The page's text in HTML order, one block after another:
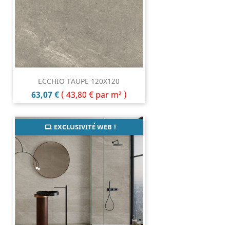
ECCHIO TAUPE 120X120
Prix
63,07 € ( 43,80 € par m² )
EXCLUSIVITÉ WEB !